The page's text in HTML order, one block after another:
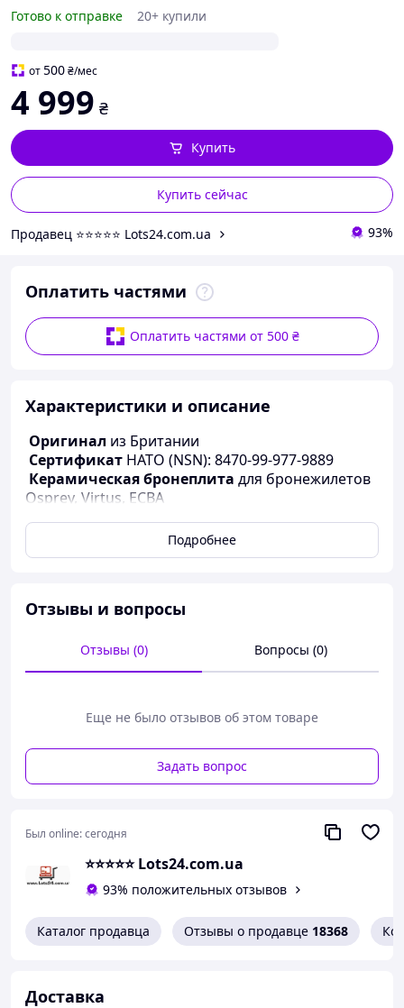
Готово к отправке
20+ купили
от500₴/мес
4 999 ₴
Купить сейчас
Купить
Продавец ⭐️⭐️⭐️⭐️⭐️ Lots24.com.ua 93%
Оплатить частями
Оплатить частями от 500 ₴
Характеристики и описание
Оригинал из Британии
Сертификат НАТО (NSN): 8470-99-977-9889
Керамическая бронеплита для бронежилетов
Osprey, Virtus, ECBA
Производитель: Великобритания
Места установкив бронежилет Оспрей:
карманы на спине
камербанд
Подробнее
Отзывы и вопросы
Отзывы (0) Вопросы (0)
Еще не было отзывов об этом товаре
Задать вопрос
Был online:сегодня
⭐️⭐️⭐️⭐️⭐️ Lots24.com.ua
93% положительных отзывов
Каталог продавца Отзывы о продавце 18368
Доставка